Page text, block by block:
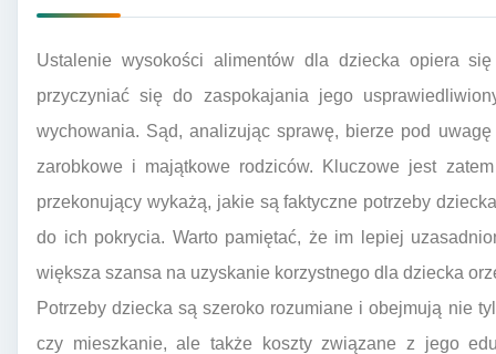
Ustalenie wysokości alimentów dla dziecka opiera
przyczyniać się do zaspokajania jego
wychowania. Sąd, analizując sprawę, bierze pod
zarobkowe i majątkowe rodziców. Kluczowe jest
przekonujący wykażą, jakie są faktyczne potrzeby
do ich pokrycia. Warto pamiętać, że im lepiej
większa szansa na uzyskanie korzystnego dla dziecka
Potrzeby dziecka są szeroko rozumiane i obejmują nie
czy mieszkanie, ale także koszty związane z jego